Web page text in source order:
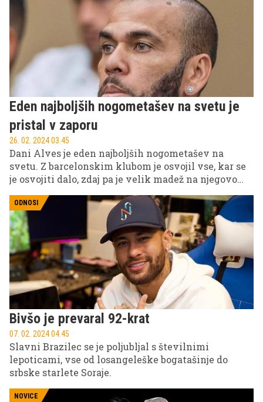
Eden najboljših nogometašev na svetu je
pristal v zaporu
26. 02. 2024 03.45
Dani Alves je eden najboljših nogometašev na
svetu. Z barcelonskim klubom je osvojil vse, kar se
je osvojiti dalo, zdaj pa je velik madež na njegovo
zaradi katere je dobil 4 in pol leta zaporne kazni.
ODNOSI
Bivšo je prevaral 92-krat
07. 02. 2024 04.45
Slavni Brazilec se je poljubljal s številnimi
lepoticami, vse od losangeleške bogatašinje do
srbske starlete Soraje.
NOVICE